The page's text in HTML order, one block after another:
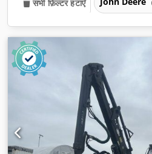
सभी फ़िल्टर हटाएँ